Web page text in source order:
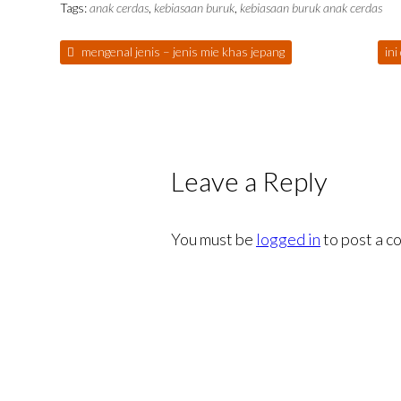
Tags:anak cerdas, kebiasaan buruk, kebiasaan buruk anak cerdas
ini
mengenal jenis – jenis mie khas jepang
Leave a Reply
You must be logged into post a